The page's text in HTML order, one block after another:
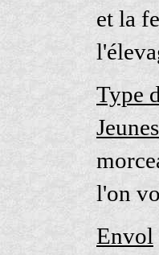
et la
Type
Jeunes
l'on
Envol